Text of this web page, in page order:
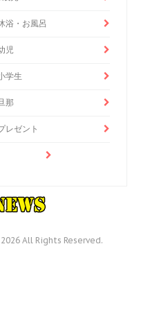
浴・お風呂
児
学生
那
レゼント
All Rights Reserved.